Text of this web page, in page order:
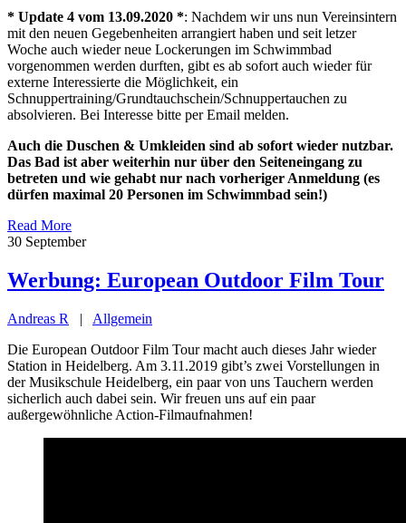
* Update 4 vom 13.09.2020 *: Nachdem wir uns nun Vereinsintern
mit den neuen Gegebenheiten arrangiert haben und seit letzer
Woche auch wieder neue Lockerungen im Schwimmbad
vorgenommen werden durften, gibt es ab sofort auch wieder für
externe Interessierte die Möglichkeit, ein
Schnuppertraining/Grundtauchschein/Schnuppertauchen zu
absolvieren. Bei Interesse bitte per Email melden.
Auch die Duschen & Umkleiden sind ab sofort wieder nutzbar.
Das Bad ist aber weiterhin nur über den Seiteneingang zu
betreten und wie gehabt nur nach vorheriger Anmeldung (es
dürfen maximal 20 Personen im Schwimmbad sein!)
Read More
30 September
Werbung: European Outdoor Film Tour
Andreas R | Allgemein
Die European Outdoor Film Tour macht auch dieses Jahr wieder
Station in Heidelberg. Am 3.11.2019 gibt’s zwei Vorstellungen in
der Musikschule Heidelberg, ein paar von uns Tauchern werden
sicherlich auch dabei sein. Wir freuen uns auf ein paar
außergewöhnliche Action-Filmaufnahmen!